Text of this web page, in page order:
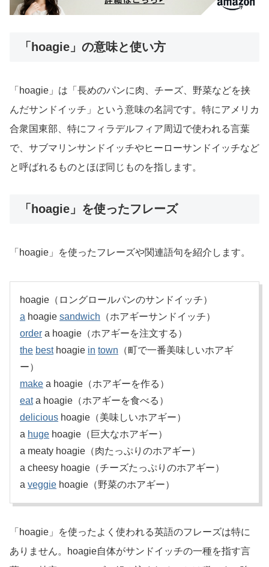
「hoagie」の意味と使い方
「hoagie」は「長めのパンに肉、チーズ、野菜などを挟
んだサンドイッチ」という意味の名詞です。特にアメリカ
合衆国東部、特にフィラデルフィア周辺で使われる言葉
で、サブマリンサンドイッチやヒーローサンドイッチなど
と呼ばれるものとほぼ同じものを指します。
「hoagie」を使ったフレーズ
「hoagie」を使ったフレーズや関連語句を紹介します。
hoagie（ロングロールパンのサンドイッチ）
a hoagie sandwich （ホアギーサンドイッチ）
order a hoagie（ホアギーを注文する）
the besthoagie in town （町で一番美味しいホアギ
ー）
make a hoagie（ホアギーを作る）
eata hoagie（ホアギーを食べる）
delicious hoagie（美味しいホアギー）
a huge hoagie（巨大なホアギー）
a meaty hoagie（肉たっぷりのホアギー）
a cheesy hoagie（チーズたっぷりのホアギー）
a veggie hoagie（野菜のホアギー）
「hoagie」を使ったよく使われる英語のフレーズは特に
ありません。hoagie自体がサンドイッチの一種を指す言